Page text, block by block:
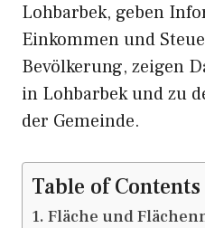
Lohbarbek, geben
Einkommen und
Bevölkerung, zeigen
in Lohbarbek und zu
der Gemeinde.
Table of Contents
Fläche und